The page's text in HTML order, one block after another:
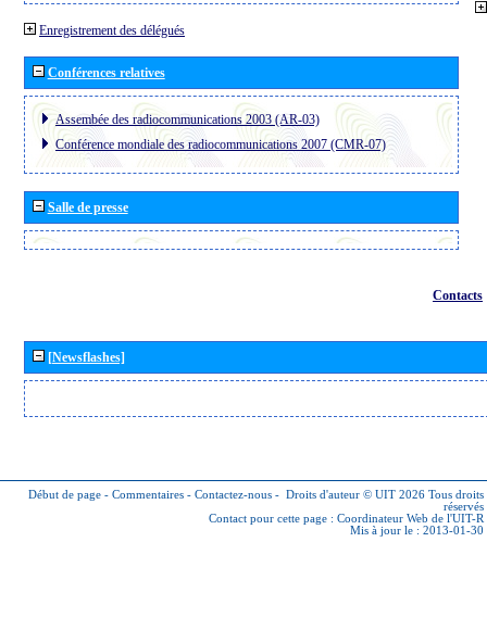
Enregistrement des délégués
Conférences relatives
Assembée des radiocommunications 2003 (AR-03)
Conférence mondiale des radiocommunications 2007 (CMR-07)
Salle de presse
Contacts
[Newsflashes]
Début de page - Commentaires - Contactez-nous - Droits d'auteur © UIT 2026 Tous droits
réservés
Contact pour cette page : Coordinateur Web de l'UIT-R
Mis à jour le : 2013-01-30